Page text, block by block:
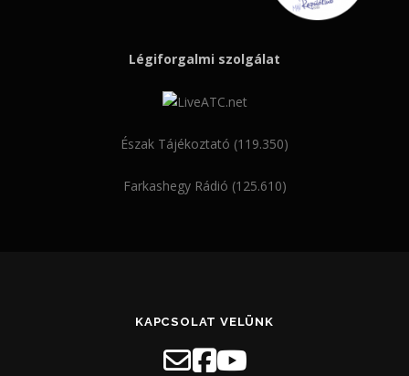
Légiforgalmi szolgálat
Észak Tájékoztató (119.350)
Farkashegy Rádió (125.610)
KAPCSOLAT VELÜNK